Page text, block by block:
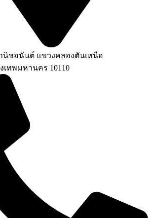
นิชอนันต์ แขวงคลองตันเหนือ
เทพมหานคร 10110